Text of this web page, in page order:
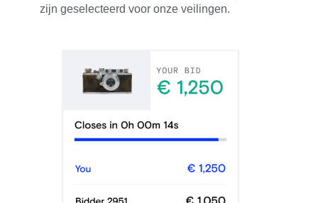
zijn geselecteerd voor onze veilingen.